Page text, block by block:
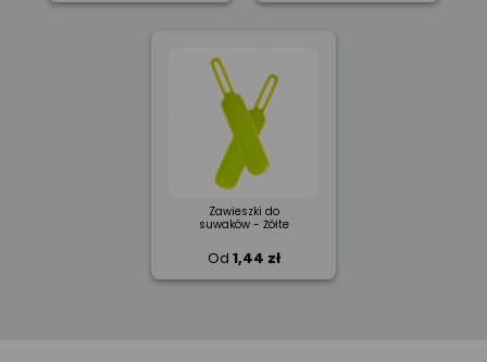
Zawieszki do
suwaków - Żółte
Od 1,44 zł